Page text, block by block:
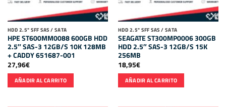
HDD 2.5" SFF SAS / SATA
HPE ST600MM0088 600GB HDD
2.5″ SAS-3 12GB/S 10K 128MB
+ CADDY 651687-001
27,96€
AÑADIR AL CARRITO
HDD 2.5" SFF SAS / SATA
SEAGATE ST300MP0006 300GB
HDD 2.5″ SAS-3 12GB/S 15K
256MB
18,95€
AÑADIR AL CARRITO